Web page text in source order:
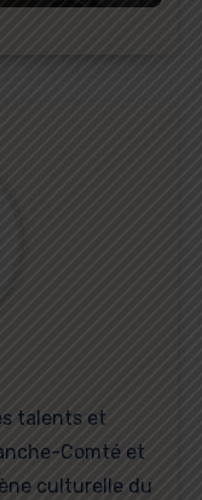
talents et
Comté et
culturelle du